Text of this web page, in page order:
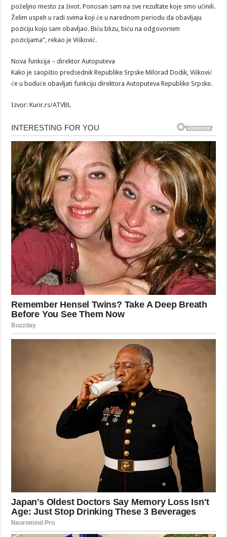
poželjno mesto za život. Ponosan sam na sve rezultate koje smo učinili.
Želim uspeh u radi svima koji će u narednom periodu da obavljaju
poziciju koju sam obavljao. Biću blizu, biću na odgovornim
pozicijama”, rekao je Višković.
Nova funkcija – direktor Autoputeva
Kako je saopštio predsednik Republike Srpske Milorad Dodik, Višković
će u buduće obavljati funkciju direktora Autoputeva Republike Srpske.
Izvor: Kurir.rs/ATVBL